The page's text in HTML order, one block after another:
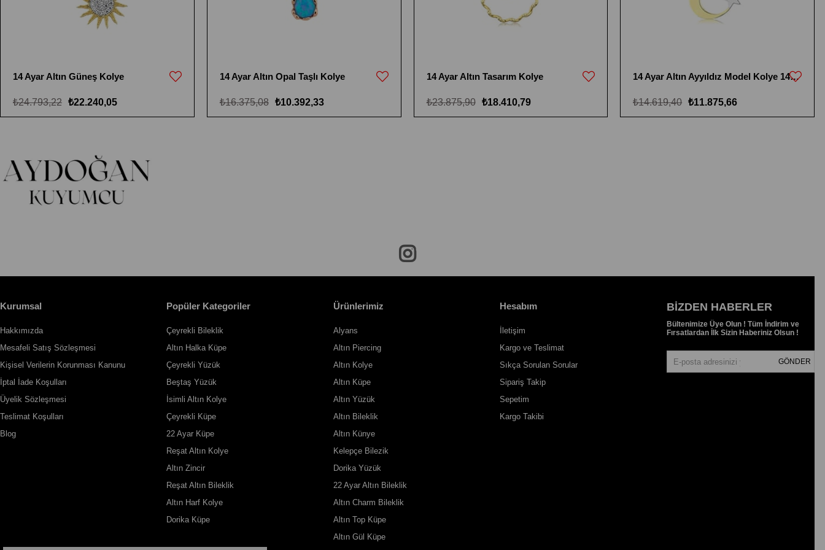
14 Ayar Altın Güneş Kolye
₺22.240,05
₺24.793,22
14 Ayar Altın Opal Taşlı Kolye
₺10.392,33
₺16.375,08
14 Ayar Altın Tasarım Kolye
₺18.410,79
₺23.875,90
14 Ayar Altın Ayyıldız Model Kolye 14KKOL897
₺11.875,66
₺14.619,40
Kurumsal
Hakkımızda
Mesafeli Satış Sözleşmesi
Kişisel Verilerin Korunması Kanunu
İptal İade Koşulları
Üyelik Sözleşmesi
Teslimat Koşulları
Blog
Popüler Kategoriler
Çeyrekli Bileklik
Altın Halka Küpe
Çeyrekli Yüzük
Beştaş Yüzük
İsimli Altın Kolye
Çeyrekli Küpe
22 Ayar Küpe
Reşat Altın Kolye
Altın Zincir
Reşat Altın Bileklik
Altın Harf Kolye
Dorika Küpe
Ürünlerimiz
Alyans
Altın Piercing
Altın Kolye
Altın Küpe
Altın Yüzük
Altın Bileklik
Altın Künye
Kelepçe Bilezik
Dorika Yüzük
22 Ayar Altın Bileklik
Altın Charm Bileklik
Altın Top Küpe
Altın Gül Küpe
Hesabım
İletişim
Kargo ve Teslimat
Sıkça Sorulan Sorular
Sipariş Takip
Sepetim
Kargo Takibi
BIZDEN HABERLER
Bültenimize Üye Olun ! Tüm İndirim ve
Fırsatlardan İlk Sizin Haberiniz Olsun !
GÖNDER